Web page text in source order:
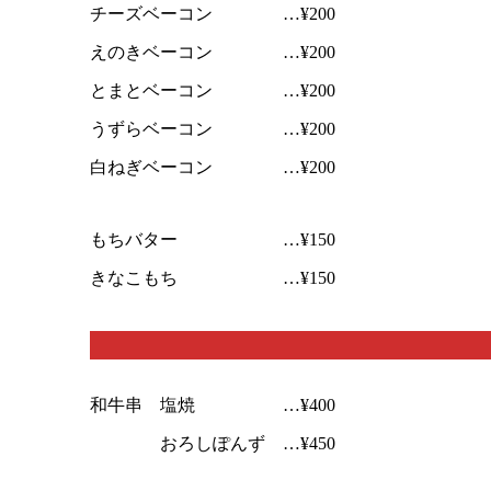
チーズベーコン …¥200
えのきベーコン …¥200
とまとベーコン …¥200
うずらベーコン …¥200
白ねぎベーコン …¥200
もちバター …¥150
きなこもち …¥150
和牛串 塩焼 …¥400
おろしぽんず …¥450